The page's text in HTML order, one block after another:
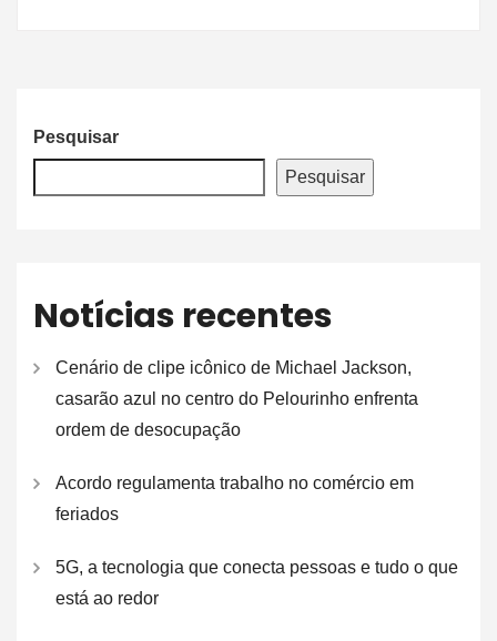
Pesquisar
Pesquisar
Notícias recentes
Cenário de clipe icônico de Michael Jackson,
casarão azul no centro do Pelourinho enfrenta
ordem de desocupação
Acordo regulamenta trabalho no comércio em
feriados
5G, a tecnologia que conecta pessoas e tudo o que
está ao redor